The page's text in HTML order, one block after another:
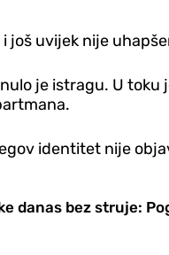
uvijek nije
je istragu. U
identitet nije
danas bez struje: